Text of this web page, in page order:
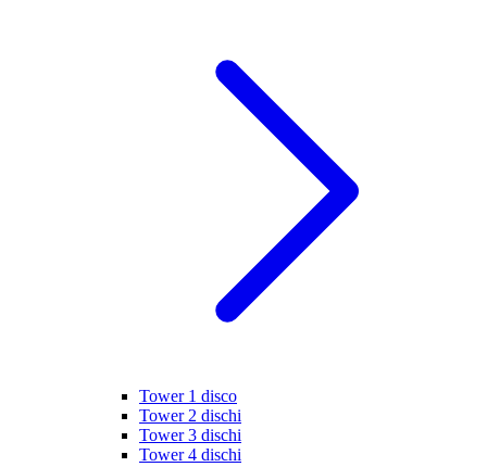
Tower 1 disco
Tower 2 dischi
Tower 3 dischi
Tower 4 dischi